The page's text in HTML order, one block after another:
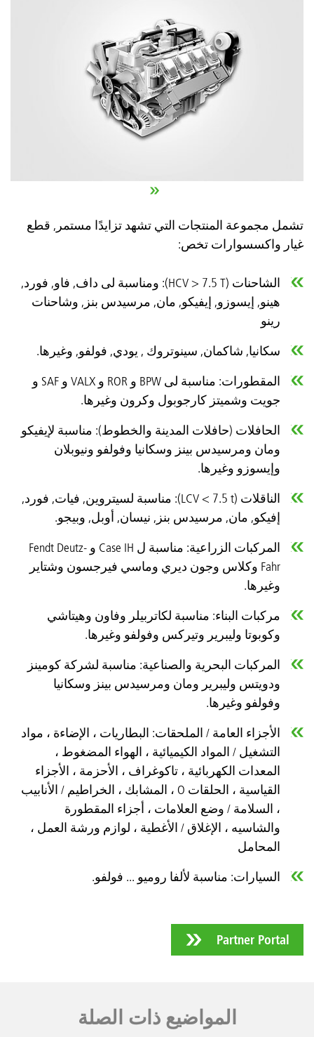
تشمل مجموعة المنتجات التي تشهد تزايدًا مستمر, قطع
غيار واكسسوارات تخص:
الشاحنات (HCV > 7.5 T): ومناسبة لى داف, فاو, فورد,
هينو, إيسوزو, إيفيكو, مان, مرسيدس بنز, وشاحنات
رينو
سكانيا, شاكمان, سينوتروك , يودي, فولفو, وغيرها.
المقطورات: مناسبة لى BPW و ROR و VALX و SAF و
جويت وشميتز كارجوبول وكرون وغيرها.
الحافلات (حافلات المدينة والخطوط): مناسبة لإيفيكو
ومان ومرسيدس بينز وسكانيا وفولفو ونيوبلان
وإيسوزو وغيرها.
الناقلات (LCV < 7.5 t): مناسبة لسيتروين, فيات, فورد,
إفيكو, مان, مرسيدس بنز, نيسان, أوبل, وبيجو.
المركبات الزراعية: مناسبة ل Case IH و Fendt Deutz-
Fahr وكلاس وجون ديري وماسي فيرجسون وشتاير
وغيرها.
مركبات البناء: مناسبة لكاتربيلر وفاون وهيتاشي
وكوبوتا وليبرير وتيركس وفولفو وغيرها.
المركبات البحرية والصناعية: مناسبة لشركة كومينز
ودويتس وليبرير ومان ومرسيدس بينز وسكانيا
وفولفو وغيرها.
الأجزاء العامة / الملحقات: البطاريات ، الإضاءة ، مواد
التشغيل / المواد الكيميائية ، الهواء المضغوط ،
المعدات الكهربائية ، تاكوغراف ، الأحزمة ، الأجزاء
القياسية ، الحلقات O ، المشابك ، الخراطيم / الأنابيب
، السلامة / وضع العلامات ، أجزاء المقطورة
والشاسيه ، الإغلاق / الأغطية ، لوازم ورشة العمل ،
المحامل
السيارات: مناسبة لألفا روميو ... فولفو.
Partner Portal
المواضيع ذات الصلة